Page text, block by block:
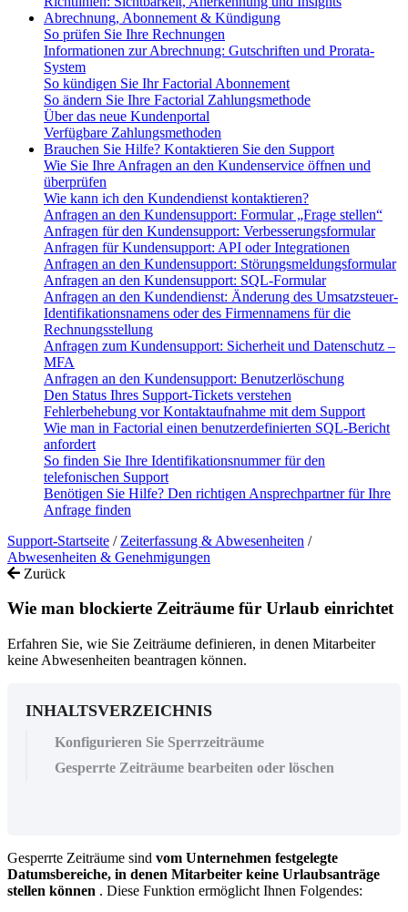
Abrechnung, Abonnement & Kündigung
So prüfen Sie Ihre Rechnungen
Informationen zur Abrechnung: Gutschriften und Prorata-
System
So kündigen Sie Ihr Factorial Abonnement
So ändern Sie Ihre Factorial Zahlungsmethode
Über das neue Kundenportal
Verfügbare Zahlungsmethoden
Brauchen Sie Hilfe? Kontaktieren Sie den Support
Wie Sie Ihre Anfragen an den Kundenservice öffnen und
überprüfen
Wie kann ich den Kundendienst kontaktieren?
Anfragen an den Kundensupport: Formular „Frage stellen“
Anfragen für den Kundensupport: Verbesserungsformular
Anfragen für Kundensupport: API oder Integrationen
Anfragen an den Kundensupport: Störungsmeldungsformular
Anfragen an den Kundensupport: SQL-Formular
Anfragen an den Kundendienst: Änderung des Umsatzsteuer-
Identifikationsnamens oder des Firmennamens für die
Rechnungsstellung
Anfragen zum Kundensupport: Sicherheit und Datenschutz –
MFA
Anfragen an den Kundensupport: Benutzerlöschung
Den Status Ihres Support-Tickets verstehen
Fehlerbehebung vor Kontaktaufnahme mit dem Support
Wie man in Factorial einen benutzerdefinierten SQL-Bericht
anfordert
So finden Sie Ihre Identifikationsnummer für den
telefonischen Support
Benötigen Sie Hilfe? Den richtigen Ansprechpartner für Ihre
Anfrage finden
Support-Startseite / Zeiterfassung & Abwesenheiten /
Abwesenheiten & Genehmigungen
Zurück
Wie man blockierte Zeiträume für Urlaub einrichtet
Erfahren Sie, wie Sie Zeiträume definieren, in denen Mitarbeiter
keine Abwesenheiten beantragen können.
INHALTSVERZEICHNIS
Konfigurieren Sie Sperrzeiträume
Gesperrte Zeiträume bearbeiten oder löschen
Gesperrte Zeiträume sind vom Unternehmen festgelegte
Datumsbereiche, in denen Mitarbeiter keine Urlaubsanträge
stellen können . Diese Funktion ermöglicht Ihnen Folgendes: